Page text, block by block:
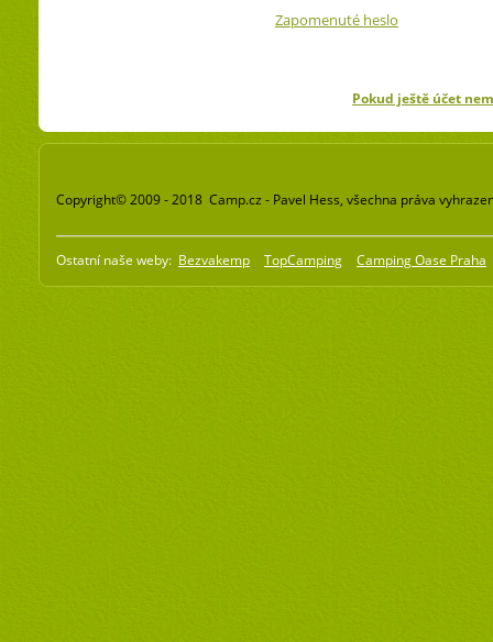
Zapomenuté heslo
Pokud ještě účet
Copyright© 2009 - 2018 Camp.cz - Pavel Hess, všechna práva
Ostatní naše weby: Bezvakemp TopCamping Camping Oase Praha